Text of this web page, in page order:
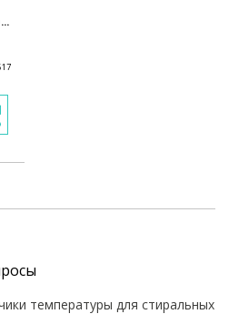
температуры для стиральных